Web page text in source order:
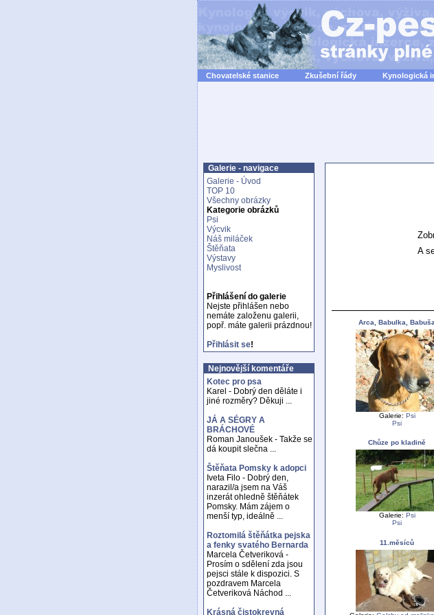
Chovatelské stanice Zkušební řády Kynologická
Galerie - navigace
Galerie - Úvod
TOP 10
Všechny obrázky
Kategorie obrázků
Psi
Výcvik
Náš miláček
Štěňata
Výstavy
Myslivost
Přihlášení do galerie
Nejste přihlášen nebo
nemáte založenu galerii,
popř. máte galerii prázdnou!
Přihlásit se!
Nejnovější komentáře
Kotec pro psa
Karel - Dobrý den děláte i
jiné rozměry? Děkuji ...
JÁ A SÉGRY A
BRÁCHOVÉ
Roman Janoušek - Takže se
dá koupit slečna ...
Štěňata Pomsky k adopci
Iveta Filo - Dobrý den,
narazil/a jsem na Váš
inzerát ohledně štěňátek
Pomsky. Mám zájem o
menší typ, ideálně ...
Roztomilá štěňátka pejska
a fenky svatého Bernarda
Marcela Četveriková -
Prosím o sdělení zda jsou
pejsci stále k dispozici. S
pozdravem Marcela
Četveriková Náchod ...
Krásná čistokrevná
A
Arca, Babulka, Babuša
Galerie: Psi
Psi
Chůze po kladině
Galerie: Psi
Psi
11.měsíců